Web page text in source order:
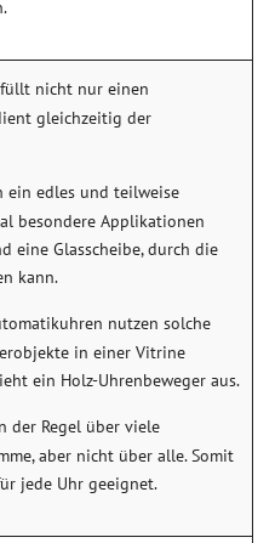
nicht nur einen
gleichzeitig der
ein edles und teilweise
besondere Applikationen
eine Glasscheibe, durch die
kann.
nutzen solche
in einer Vitrine
ein Holz-Uhrenbeweger aus.
der Regel über viele
aber nicht über alle. Somit
jede Uhr geeignet.